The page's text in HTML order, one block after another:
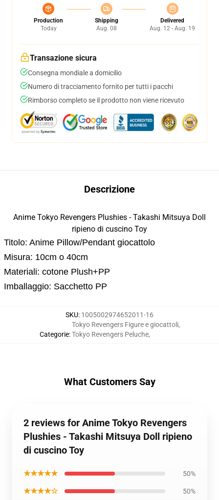
Production
Today
Shipping
Aug. 08
Delivered
Aug. 12 - Aug. 19
Transazione sicura
Consegna mondiale a domicilio
Numero di tracciamento fornito per tutti i pacchi
Rimborso completo se il prodotto non viene ricevuto
Descrizione
Anime Tokyo Revengers Plushies - Takashi Mitsuya Doll
ripieno di cuscino Toy
Titolo: Anime Pillow/Pendant giocattolo
Misura: 10cm o 40cm
Materiali: cotone Plush+PP
Imballaggio: Sacchetto PP
SKU: 1005002974652011-16
Categorie:
Tokyo Revengers Figure e giocattoli,
Tokyo Revengers Peluche,
What Customers Say
2 reviews for Anime Tokyo Revengers
Plushies - Takashi Mitsuya Doll ripieno
di cuscino Toy
★★★★★ 50%
★★★★☆ 50%